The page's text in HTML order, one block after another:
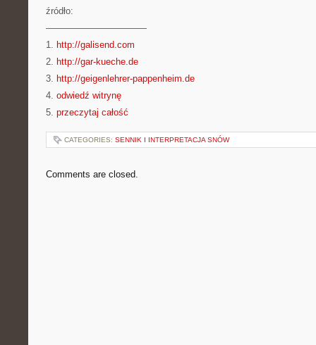
źródło:
———————————
1. http://galisend.com
2. http://gar-kueche.de
3. http://geigenlehrer-pappenheim.de
4. odwiedź witrynę
5. przeczytaj całość
CATEGORIES: SENNIK I INTERPRETACJA SNÓW
Comments are closed.